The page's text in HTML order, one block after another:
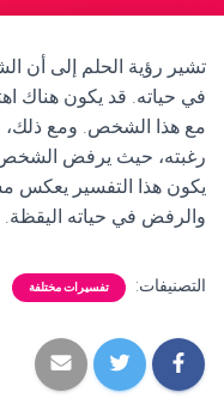
تشير رؤية الحلم إلى
في حياته. قد يكون هناك
مع هذا الشخص. ومع ذلك،
رغبته، حيث يرفض الشخص
يكون هذا التفسير يعكس
والرفض في حياته اليقظة.
التصنيفات: تفسيرات مختلفة